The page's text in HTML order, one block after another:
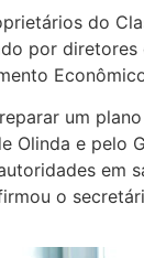
do
por diretores
um
Olinda e pelo
em
o